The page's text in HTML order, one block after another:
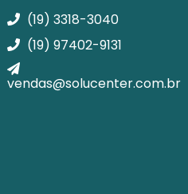
(19) 3318-3040
(19) 97402-9131
vendas@solucenter.com.br